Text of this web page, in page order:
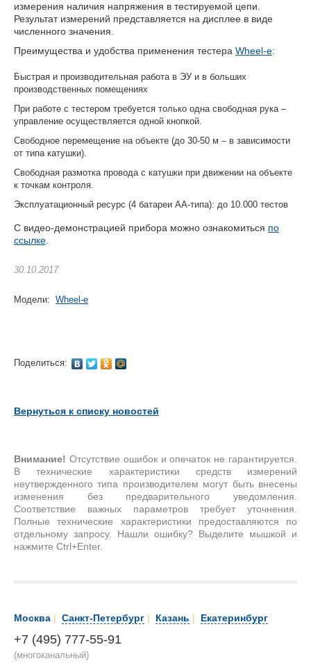
измерения наличия напряжения в тестируемой цепи.
Результат измерений представляется на дисплее в виде
численного значения.
Преимущества и удобства применения тестера Wheel-e:
Быстрая и производительная работа в ЭУ и в больших
производственных помещениях
При работе с тестером требуется только одна свободная рука –
управление осуществляется одной кнопкой.
Свободное перемещение на объекте (до 30-50 м – в зависимости
от типа катушки).
Свободная размотка провода с катушки при движении на объекте
к точкам контроля.
Эксплуатационный ресурс (4 батареи АА-типа): до 10.000 тестов
С видео-демонстрацией прибора можно ознакомиться по
ссылке
30.10.2017
Модели: Wheel-e
Поделиться:
Вернуться к списку новостей
Внимание! Отсутствие ошибок и опечаток не гарантируется.
В технические характеристики средств измерений
неутвержденного типа производителем могут быть внесены
изменения без предварительного уведомления.
Соответствие важных параметров требует уточнения.
Полные технические характеристики предоставляются по
отдельному запросу. Нашли ошибку? Выделите мышкой и
нажмите Ctrl+Enter.
Москва | Санкт-Петербург | Казань | Екатеринбург
+7 (495) 777-55-91
(многоканальный)